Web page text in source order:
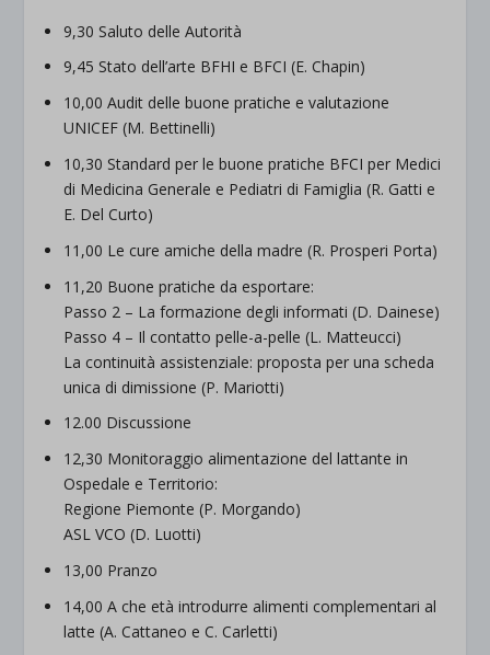
9,30 Saluto delle Autorità
9,45 Stato dell’arte BFHI e BFCI (E. Chapin)
10,00 Audit delle buone pratiche e valutazione
UNICEF (M. Bettinelli)
10,30 Standard per le buone pratiche BFCI per Medici
di Medicina Generale e Pediatri di Famiglia (R. Gatti e
E. Del Curto)
11,00 Le cure amiche della madre (R. Prosperi Porta)
11,20 Buone pratiche da esportare:
Passo 2 – La formazione degli informati (D. Dainese)
Passo 4 – Il contatto pelle-a-pelle (L. Matteucci)
La continuità assistenziale: proposta per una scheda
unica di dimissione (P. Mariotti)
12.00 Discussione
12,30 Monitoraggio alimentazione del lattante in
Ospedale e Territorio:
Regione Piemonte (P. Morgando)
ASL VCO (D. Luotti)
13,00 Pranzo
14,00 A che età introdurre alimenti complementari al
latte (A. Cattaneo e C. Carletti)